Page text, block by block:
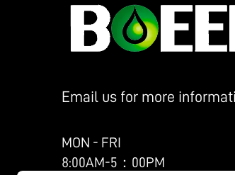
Email us for more
MON - FRI
8:00AM-5：00PM